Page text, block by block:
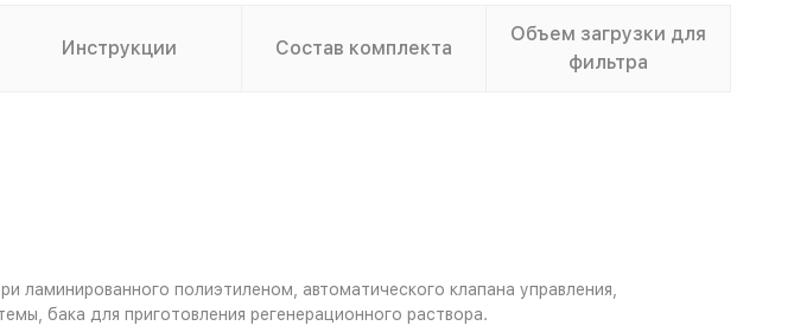
Инструкции Состав комплекта
Объем загрузки для
фильтра
ламинированного полиэтиленом, автоматического клапана управления,
бака для приготовления регенерационного раствора.